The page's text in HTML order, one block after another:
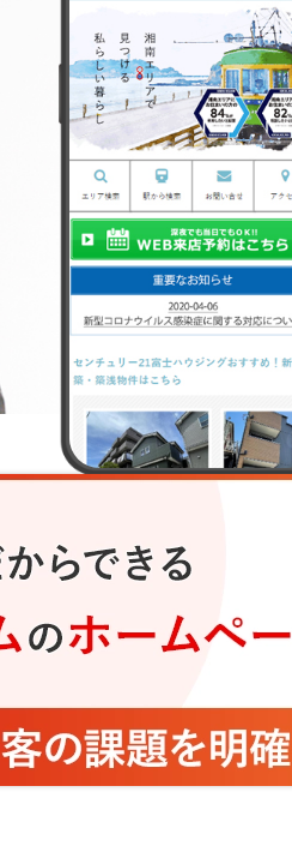
WEB制作事業部
第四チーム
釼持 拓嗣
このスタッフを知る